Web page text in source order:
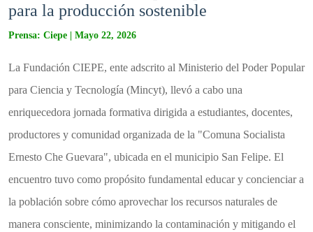
para la producción sostenible
Prensa: Ciepe | Mayo 22, 2026
La Fundación CIEPE, ente adscrito al Ministerio del Poder Popular
para Ciencia y Tecnología (Mincyt), llevó a cabo una
enriquecedora jornada formativa dirigida a estudiantes, docentes,
productores y comunidad organizada de la "Comuna Socialista
Ernesto Che Guevara", ubicada en el municipio San Felipe. El
encuentro tuvo como propósito fundamental educar y concienciar a
la población sobre cómo aprovechar los recursos naturales de
manera consciente, minimizando la contaminación y mitigando el